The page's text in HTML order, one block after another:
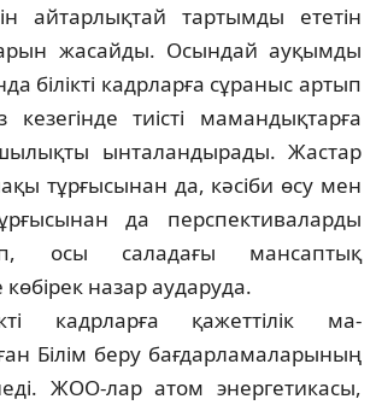
айтар­лық­тай тартымды ететін
жа­сайды. Осындай ауқымды
білікті кадрларға сұраныс артып
кезегінде тиісті мамандықтарға
ынталандырады. Жастар
тұрғысынан да, кәсіби өсу мен
да перспек­ти­валарды
осы саладағы ман­саптық
көбірек назар ау­даруда.
кадрларға қажеттілік ма­
Білім беру бағдарлама­ларының
ЖОО-лар атом энер­гетикасы,